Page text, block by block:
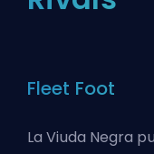
Fleet Foot
La Viuda Negra